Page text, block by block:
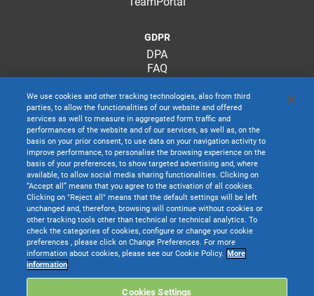
GDPR
DPA
FAQ
TeamSystem S.p.A. società con socio unico soggetta all’attività di direzione e
coordinamento di TeamSystem Holdco S.p.A. - Cap. Soc. € 24.000.000 I.v. -
C.C.I.A.A. delle Marche - P.I. 01035310414
We use cookies and other tracking technologies, also from third
parties, to allow the functionalities of our website and offered
services as well to measure in aggregated form traffic and
performances of the website and of our services, as well as, on the
basis on your prior consent, to use data on your navigation activity to
improve performance, to personalise the browsing experience on the
basis of your preferences, to show targeted advertising and, where
available, to allow social media sharing functionalities. Clicking on
“Accept all” means that you agree to the activation of all cookies.
Clicking on "Reject all" means that the default settings will be left
unchanged and, therefore, browsing will continue without cookies or
other tracking tools other than technical or technical analytics. To
check the categories of cookies, configure or change your cookie
preferences , please click on Change Preferences. For more
information about cookies, please see our Cookie Policy. More
information
Cookies Settings